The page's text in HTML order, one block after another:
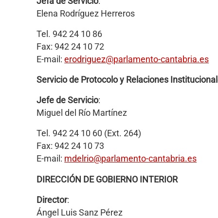
Elena Rodríguez Herreros
Tel. 942 24 10 86
Fax: 942 24 10 72
E-mail:erodriguez@parlamento-cantabria.es
Servicio de Protocolo y Relaciones
Jefe de Servicio:
Miguel del Río Martínez
Tel. 942 24 10 60 (Ext. 264)
Fax: 942 24 10 73
E-mail: mdelrio@parlamento-cantabria.es
DIRECCIÓN DE GOBIERNO INTERIOR
Director:
Ángel Luis Sanz Pérez